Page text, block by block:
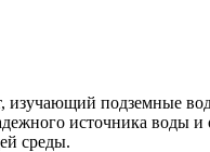
изучающий подземные
источника воды
среды.